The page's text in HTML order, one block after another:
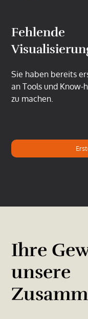
Fehlende
Sie haben bereits
an Tools und Know-
zu machen.
Ihre
unsere